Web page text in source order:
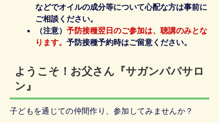
などでオイルの成分等について心配な方は事前に
ご相談ください。
（注意）予防接種翌日のご参加は、聴講のみとな
ります。予防接種予約時はご留意ください。
ようこそ！お父さん『サガンパパサロ
ン』
子どもを通じての仲間作り、参加してみませんか？